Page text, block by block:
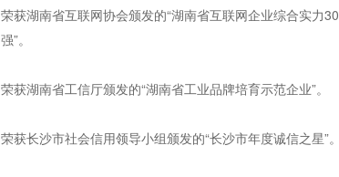
荣获湖南省互联网协会颁发的“湖南省互联网企业综合实力30
强”。
荣获湖南省工信厅颁发的“湖南省工业品牌培育示范企业”。
荣获长沙市社会信用领导小组颁发的“长沙市年度诚信之星”。